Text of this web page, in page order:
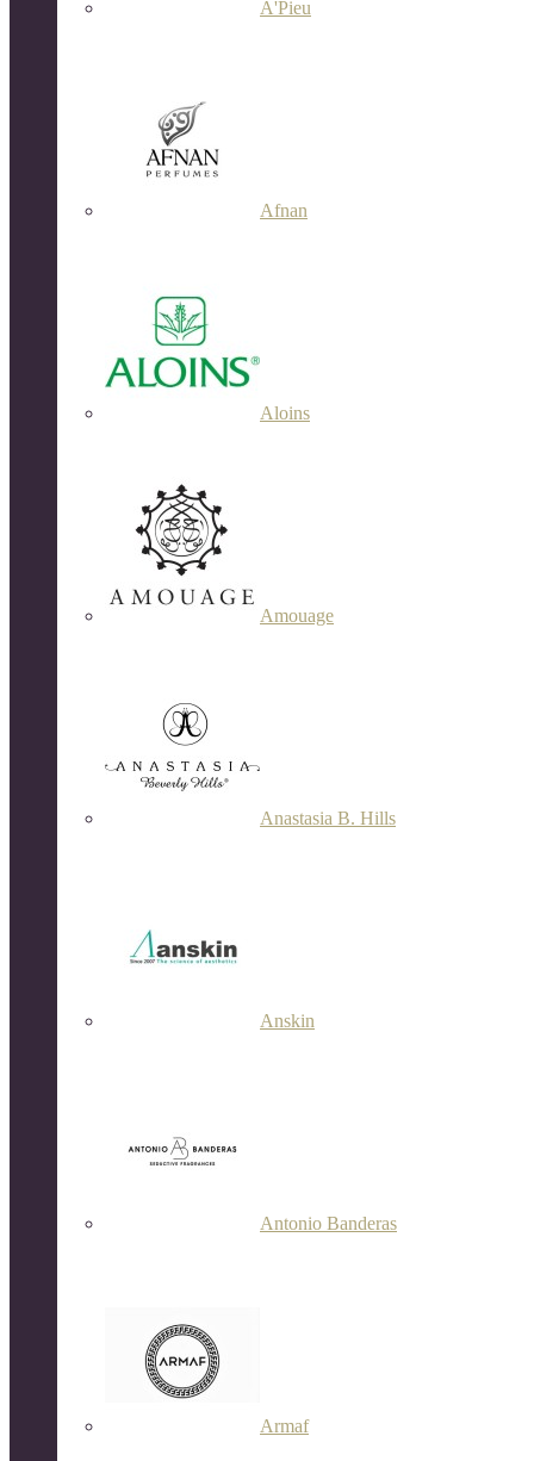
A'Pieu
Afnan
Aloins
Amouage
Anastasia B. Hills
Anskin
Antonio Banderas
Armaf